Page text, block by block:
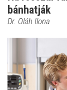
bánhatják
Dr. Oláh Ilona